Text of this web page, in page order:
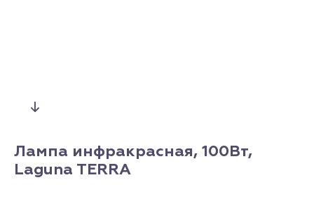
Лампа инфракрасная, 100Вт,
Laguna TERRA